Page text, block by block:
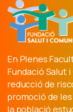
En Plenes
Fundació Salut
reducció de
promoció de
la població